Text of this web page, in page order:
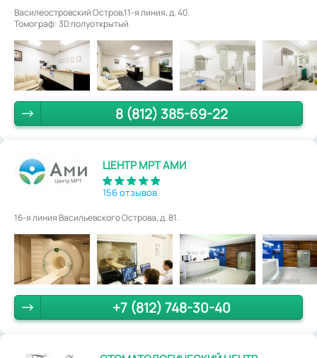
Василеостровский Остров,11-я линия, д. 40.
Томограф: 3D полуоткрытый
8 (812) 385-69-22
ЦЕНТР МРТ АМИ
156 отзывов
16-я линия Васильевского Острова, д. 81.
+7 (812) 748-30-40